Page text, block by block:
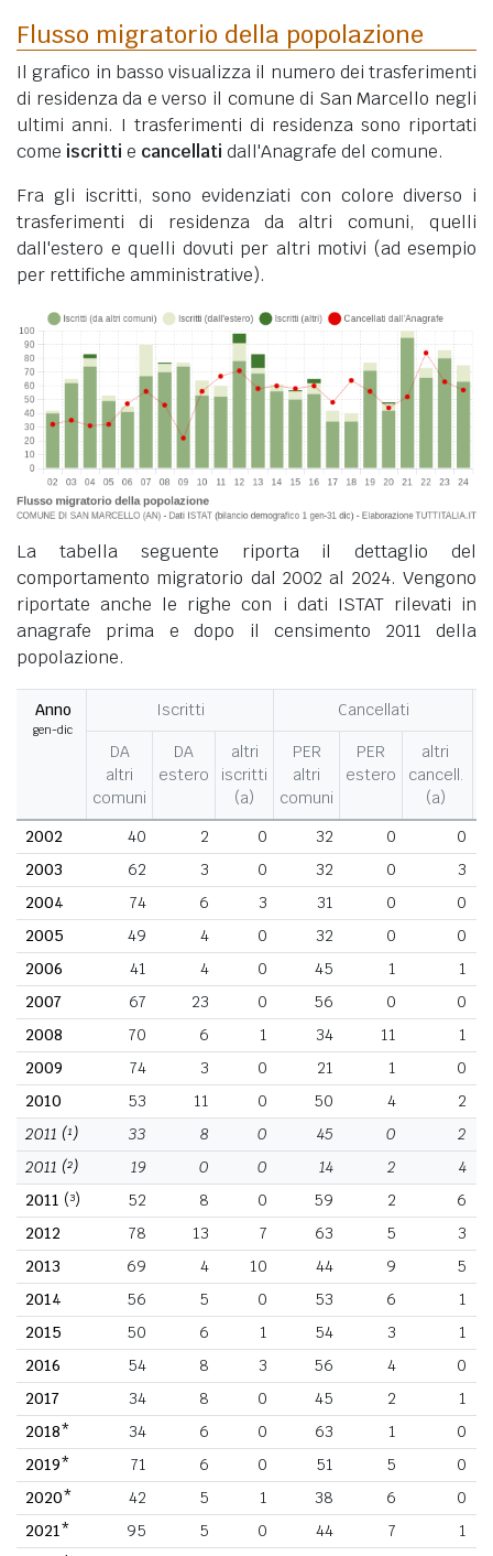
Flusso migratorio della popolazione
Il grafico in basso visualizza il numero dei trasferimenti
di residenza da e verso il comune di San Marcello negli
ultimi anni. I trasferimenti di residenza sono riportati
come iscritti e cancellati dall'Anagrafe del comune.
Fra gli iscritti, sono evidenziati con colore diverso i
trasferimenti di residenza da altri comuni, quelli
dall'estero e quelli dovuti per altri motivi (ad esempio
per rettifiche amministrative).
La tabella seguente riporta il dettaglio del
comportamento migratorio dal 2002 al 2024. Vengono
riportate anche le righe con i dati ISTAT rilevati in
anagrafe prima e dopo il censimento 2011 della
popolazione.
Anno
gen-dic
Iscritti
Cancellati
DA
altri
comuni
DA
estero
altri
iscritti
(a)
PER
altri
comuni
PER
estero
altri
cancell.
(a)
2002
40 2 0 32 0
0
2003
62 3 0 32 0
3
2004
74 6 3 31 0
0
2005
49 4 0 32 0
0
2006
41 4 0 45 1
1
2007
67 23 0 56 0
0
2008
70 6 1 34 11
1
2009
74 3 0 21 1
0
2010
53 11 0 50 4
2
2011 (¹) 33 8 0 45 0
2
2011 (²) 19 0 0 14 2
4
2011 (³) 52 8 0 59 2
6
2012
78 13 7 63 5
3
2013
69 4 10 44 9
5
2014
56 5 0 53 6
1
2015
50 6 1 54 3
1
2016
54 8 3 56 4
0
2017
34 8 0 45 2
1
2018*
34 6 0 63 1
0
2019*
71 6 0 51 5
0
2020*
42 5 1 38 6
0
2021*
95 5 0 44 7
1